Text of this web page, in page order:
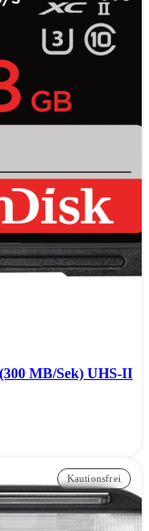
MB/Sek) UHS-II
Kautionsfrei